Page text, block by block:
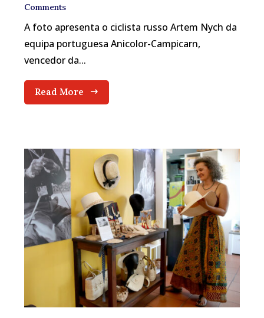
Comments
A foto apresenta o ciclista russo Artem Nych da
equipa portuguesa Anicolor-Campicarn,
vencedor da...
Read More